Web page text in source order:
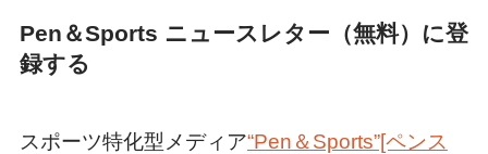
Pen＆Sports ニュースレター（無料）に登
録する
スポーツ特化型メディア“Pen＆Sports”[ペンス